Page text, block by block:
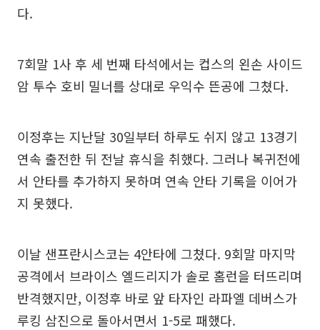
다.
7회말 1사 후 세 번째 타석에서는 컵스의 왼손 사이드
암 투수 호비 밀너를 상대로 우익수 뜬공에 그쳤다.
이정후는 지난달 30일부터 하루도 쉬지 않고 13경기
연속 출전한 뒤 전날 휴식을 취했다. 그러나 복귀전에
서 안타를 추가하지 못하며 연속 안타 기록을 이어가
지 못했다.
이날 샌프란시스코는 4안타에 그쳤다. 9회말 마지막
공격에서 브라이스 엘드리지가 솔로 홈런을 터뜨리며
반격했지만, 이정후 바로 앞 타자인 라파엘 데버스가
루킹 삼진으로 돌아서면서 1-5로 패했다.